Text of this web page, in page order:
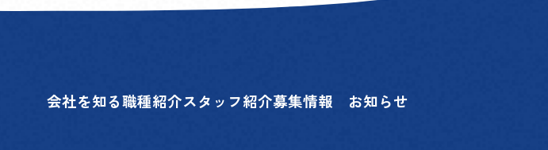
会社を知る職種紹介スタッフ紹介募集情報 お知らせ